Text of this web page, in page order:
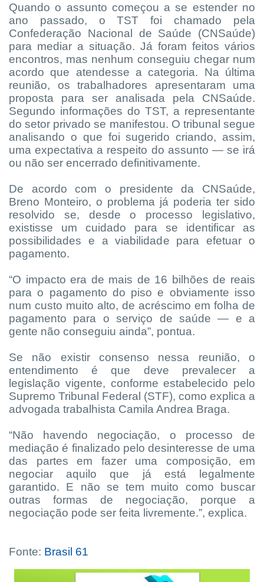
Quando o assunto começou a se estender no
ano passado, o TST foi chamado pela
Confederação Nacional de Saúde (CNSaúde)
para mediar a situação. Já foram feitos vários
encontros, mas nenhum conseguiu chegar num
acordo que atendesse a categoria. Na última
reunião, os trabalhadores apresentaram uma
proposta para ser analisada pela CNSaúde.
Segundo informações do TST, a representante
do setor privado se manifestou. O tribunal segue
analisando o que foi sugerido criando, assim,
uma expectativa a respeito do assunto — se irá
ou não ser encerrado definitivamente.
De acordo com o presidente da CNSaúde,
Breno Monteiro, o problema já poderia ter sido
resolvido se, desde o processo legislativo,
existisse um cuidado para se identificar as
possibilidades e a viabilidade para efetuar o
pagamento.
“O impacto era de mais de 16 bilhões de reais
para o pagamento do piso e obviamente isso
num custo muito alto, de acréscimo em folha de
pagamento para o serviço de saúde — e a
gente não conseguiu ainda”, pontua.
Se não existir consenso nessa reunião, o
entendimento é que deve prevalecer a
legislação vigente, conforme estabelecido pelo
Supremo Tribunal Federal (STF), como explica a
advogada trabalhista Camila Andrea Braga.
“Não havendo negociação, o processo de
mediação é finalizado pelo desinteresse de uma
das partes em fazer uma composição, em
negociar aquilo que já está legalmente
garantido. E não se tem muito como buscar
outras formas de negociação, porque a
negociação pode ser feita livremente.”, explica.
Fonte: Brasil 61